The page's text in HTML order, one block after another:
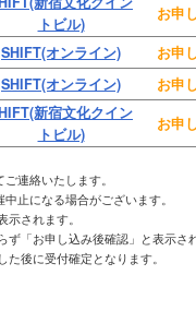
トビル)
お申
SHIFT(オンライン)
お申
SHIFT(オンライン)
お申
新宿文化クイン
トビル)
お申
SHIFT(オンライン)
お申
新宿文化クイン
トビル)
お申
連絡いたします。
止になる場合がございます。
示されます。
ず「お申し込み後確認」と表示さ
後に受付確定となります。